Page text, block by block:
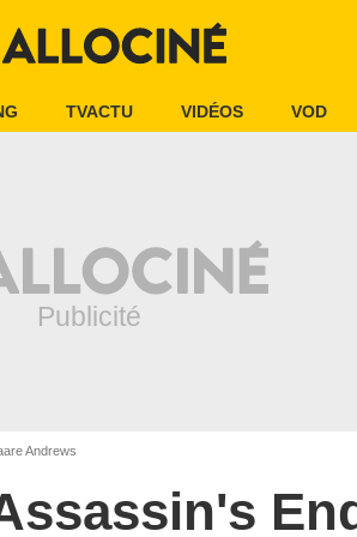
TVACTU VIDÉOS VOD
Andrews